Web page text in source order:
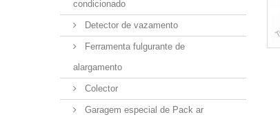
condicionado
Detector de vazamento
Ferramenta fulgurante de
alargamento
Colector
Garagem especial de Pack ar